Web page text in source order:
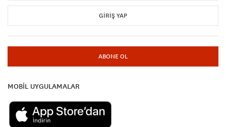
GIRIŞ YAP
ABONE OL
MOBİL UYGULAMALAR